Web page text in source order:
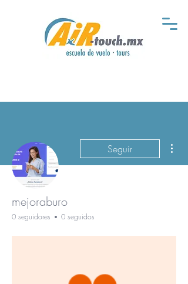
Seguir
mejoraburo
0 seguidores 0 seguidos